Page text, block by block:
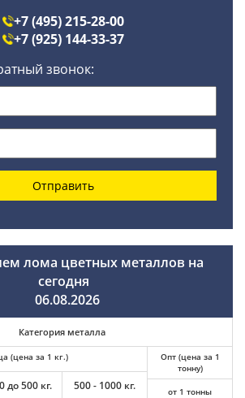
+7 (495) 215-28-00
+7 (925) 144-33-37
звонок:
Отправить
лома цветных металлов на
сегодня
06.08.2026
Категория металла
(цена за 1 кг.)
до 500 кг. 500 - 1000 кг.
Опт (цена за 1
тонну)
от 1 тонны